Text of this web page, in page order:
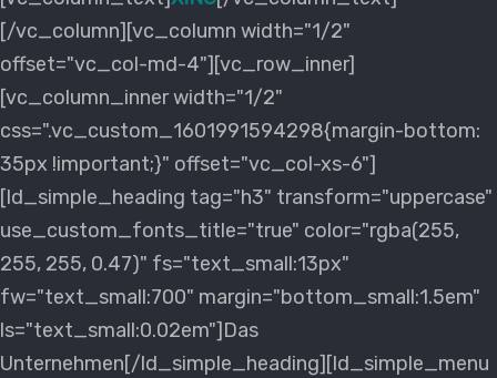
[/vc_column][vc_column width="1/2"
offset="vc_col-md-4"][vc_row_inner]
[vc_column_inner width="1/2"
css=".vc_custom_1601991594298{margin-bottom:
35px !important;}" offset="vc_col-xs-6"]
[ld_simple_heading tag="h3" transform="uppercase"
use_custom_fonts_title="true" color="rgba(255,
255, 255, 0.47)" fs="text_small:13px"
fw="text_small:700" margin="bottom_small:1.5em"
ls="text_small:0.02em"]Das
Unternehmen[/ld_simple_heading][ld_simple_menu